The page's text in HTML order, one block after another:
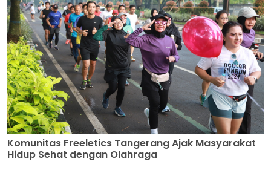
Komunitas Freeletics Tangerang Ajak Masyarakat
Hidup Sehat dengan Olahraga